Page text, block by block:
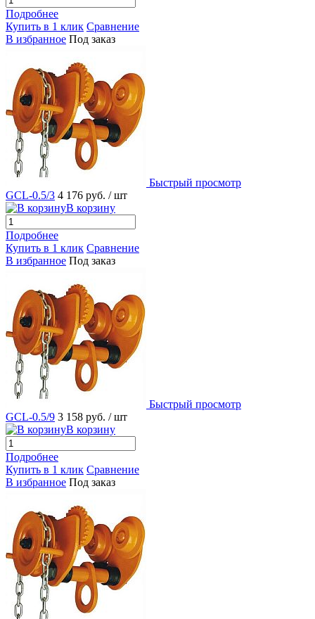
Подробнее
Купить в 1 клик Сравнение
В избранное Под заказ
Быстрый просмотр
GCL-0.5/3 4 176 руб. / шт
В корзину
Подробнее
Купить в 1 клик Сравнение
В избранное Под заказ
Быстрый просмотр
GCL-0.5/9 3 158 руб. / шт
В корзину
Подробнее
Купить в 1 клик Сравнение
В избранное Под заказ